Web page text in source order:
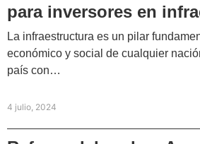
para inversores en
La infraestructura es un pilar
económico y social de cualquier
país con…
4 julio, 2024